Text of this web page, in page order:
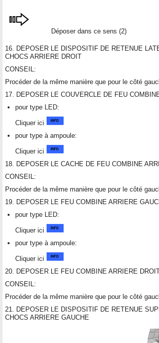
Déposer dans ce sens (2)
16. DEPOSER LE DISPOSITIF DE RETENUE
CHOCS ARRIERE DROIT
CONSEIL:
Procéder de la même manière que pour le côté
17. DEPOSER LE COUVERCLE DE FEU
pour type LED:
Cliquer ici
pour type à ampoule:
Cliquer ici
18. DEPOSER LE CACHE DE FEU COMBINE
CONSEIL:
Procéder de la même manière que pour le côté
19. DEPOSER LE FEU COMBINE ARRIERE
pour type LED:
Cliquer ici
pour type à ampoule:
Cliquer ici
20. DEPOSER LE FEU COMBINE ARRIERE
CONSEIL:
Procéder de la même manière que pour le côté
21. DEPOSER LE DISPOSITIF DE RETENUE
CHOCS ARRIERE GAUCHE